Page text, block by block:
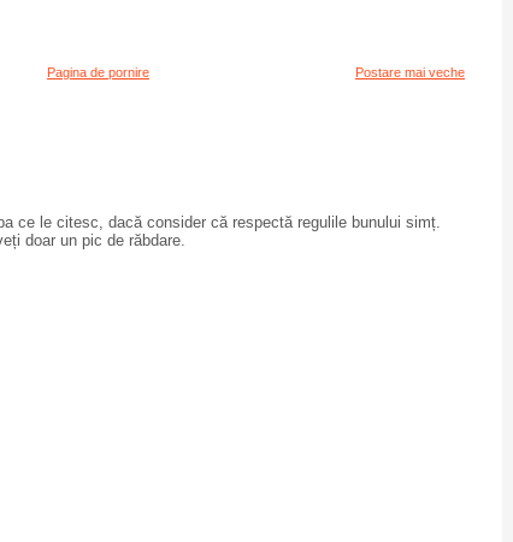
Postare mai veche
Pagina de pornire
ce le citesc, dacă consider că respectă regulile bunului simț.
doar un pic de răbdare.